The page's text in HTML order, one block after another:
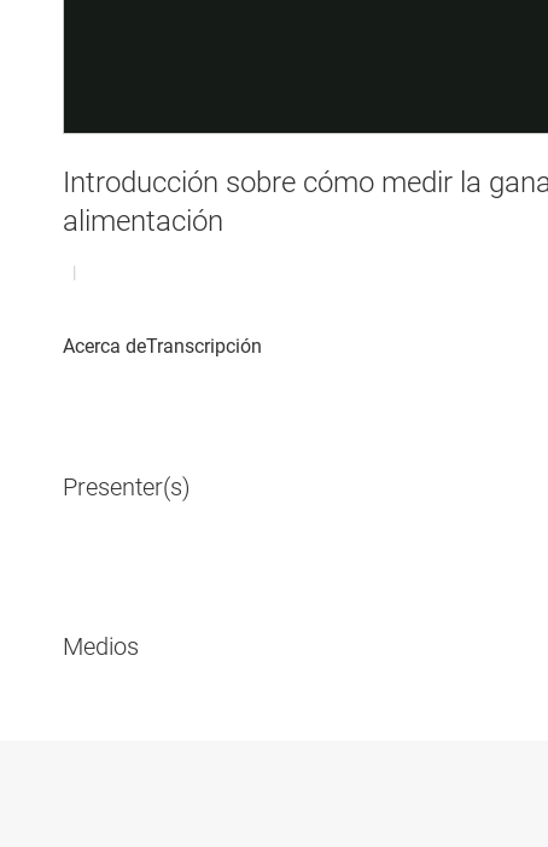
Introducción sobre cómo medir la
alimentación
|
Presenter(s)
Medios